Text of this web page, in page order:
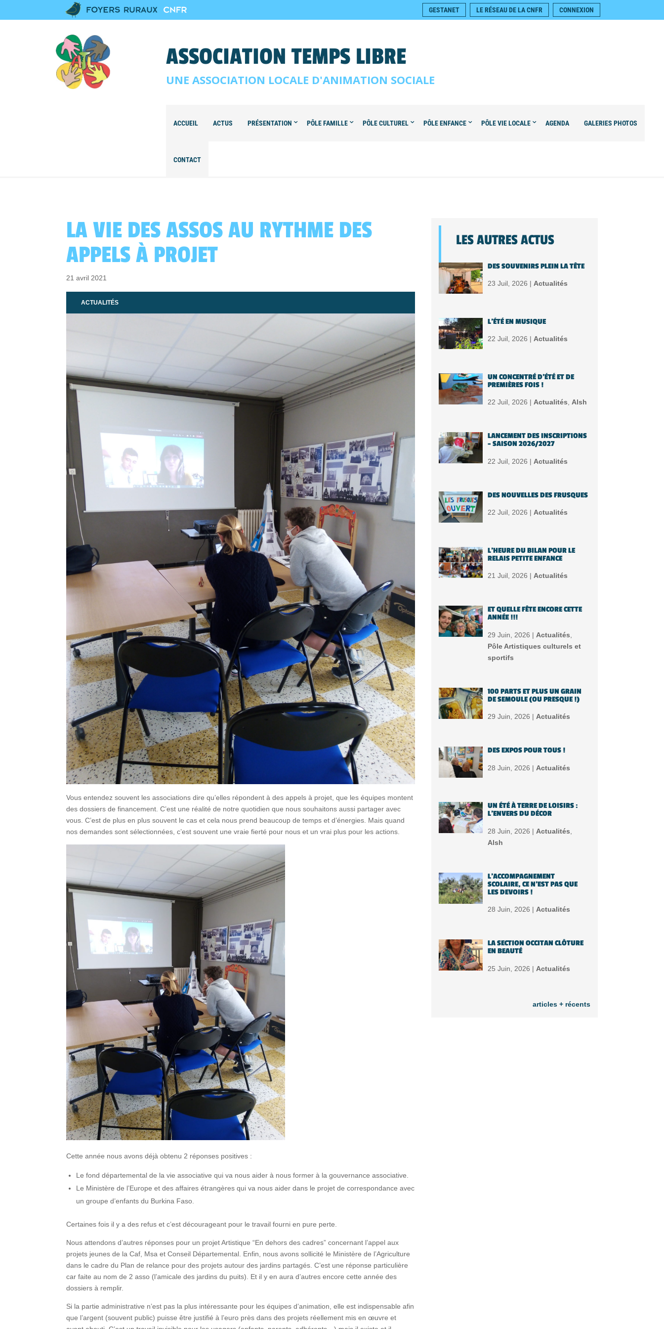
GESTANET LE RÉSEAU DE LA CNFR CONNEXION
ASSOCIATION TEMPS LIBRE
UNE ASSOCIATION LOCALE D'ANIMATION SOCIALE
ACCUEIL ACTUS PRÉSENTATION PÔLE FAMILLE PÔLE CULTUREL PÔLE ENFANCE PÔLE VIE LOCALE AGENDA GALERIES PHOTOS
CONTACT
LA VIE DES ASSOS AU RYTHME DES
APPELS À PROJET
21 avril 2021
ACTUALITÉS
Vous entendez souvent les associations dire qu’elles répondent à des appels à projet, que les équipes montent
des dossiers de financement. C’est une réalité de notre quotidien que nous souhaitons aussi partager avec
vous. C’est de plus en plus souvent le cas et cela nous prend beaucoup de temps et d’énergies. Mais quand
nos demandes sont sélectionnées, c’est souvent une vraie fierté pour nous et un vrai plus pour les actions.
Cette année nous avons déjà obtenu 2 réponses positives :
Le fond départemental de la vie associative qui va nous aider à nous former à la gouvernance associative.
Le Ministère de l’Europe et des affaires étrangères qui va nous aider dans le projet de correspondance avec
un groupe d’enfants du Burkina Faso.
Certaines fois il y a des refus et c’est décourageant pour le travail fourni en pure perte.
Nous attendons d’autres réponses pour un projet Artistique “En dehors des cadres” concernant l’appel aux
projets jeunes de la Caf, Msa et Conseil Départemental. Enfin, nous avons sollicité le Ministère de l’Agriculture
dans le cadre du Plan de relance pour des projets autour des jardins partagés. C’est une réponse particulière
car faite au nom de 2 asso (l’amicale des jardins du puits). Et il y en aura d’autres encore cette année des
dossiers à remplir.
Si la partie administrative n’est pas la plus intéressante pour les équipes d’animation, elle est indispensable afin
que l’argent (souvent public) puisse être justifié à l’euro près dans des projets réellement mis en œuvre et
LES AUTRES ACTUS
DES SOUVENIRS PLEIN LA TÊTE
23 Juil, 2026 | Actualités
L’ÉTÉ EN MUSIQUE
22 Juil, 2026 | Actualités
UN CONCENTRÉ D’ÉTÉ ET DE
PREMIÈRES FOIS !
22 Juil, 2026 | Actualités, Alsh
LANCEMENT DES INSCRIPTIONS
– SAISON 2026/2027
22 Juil, 2026 | Actualités
DES NOUVELLES DES FRUSQUES
22 Juil, 2026 | Actualités
L’HEURE DU BILAN POUR LE
RELAIS PETITE ENFANCE
21 Juil, 2026 | Actualités
ET QUELLE FÊTE ENCORE CETTE
ANNÉE !!!
29 Juin, 2026 | Actualités
Pôle Artistiques culturels et
sportifs
100 PARTS ET PLUS UN GRAIN
DE SEMOULE (OU PRESQUE !)
29 Juin, 2026 | Actualités
DES EXPOS POUR TOUS !
28 Juin, 2026 | Actualités
UN ÉTÉ À TERRE DE LOISIRS :
L’ENVERS DU DÉCOR
28 Juin, 2026 | Actualités
Alsh
L’ACCOMPAGNEMENT
SCOLAIRE, CE N’EST PAS QUE
LES DEVOIRS !
28 Juin, 2026 | Actualités
LA SECTION OCCITAN CLÔTURE
EN BEAUTÉ
25 Juin, 2026 | Actualités
articles + récents